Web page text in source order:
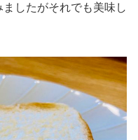
したがそれでも美味し